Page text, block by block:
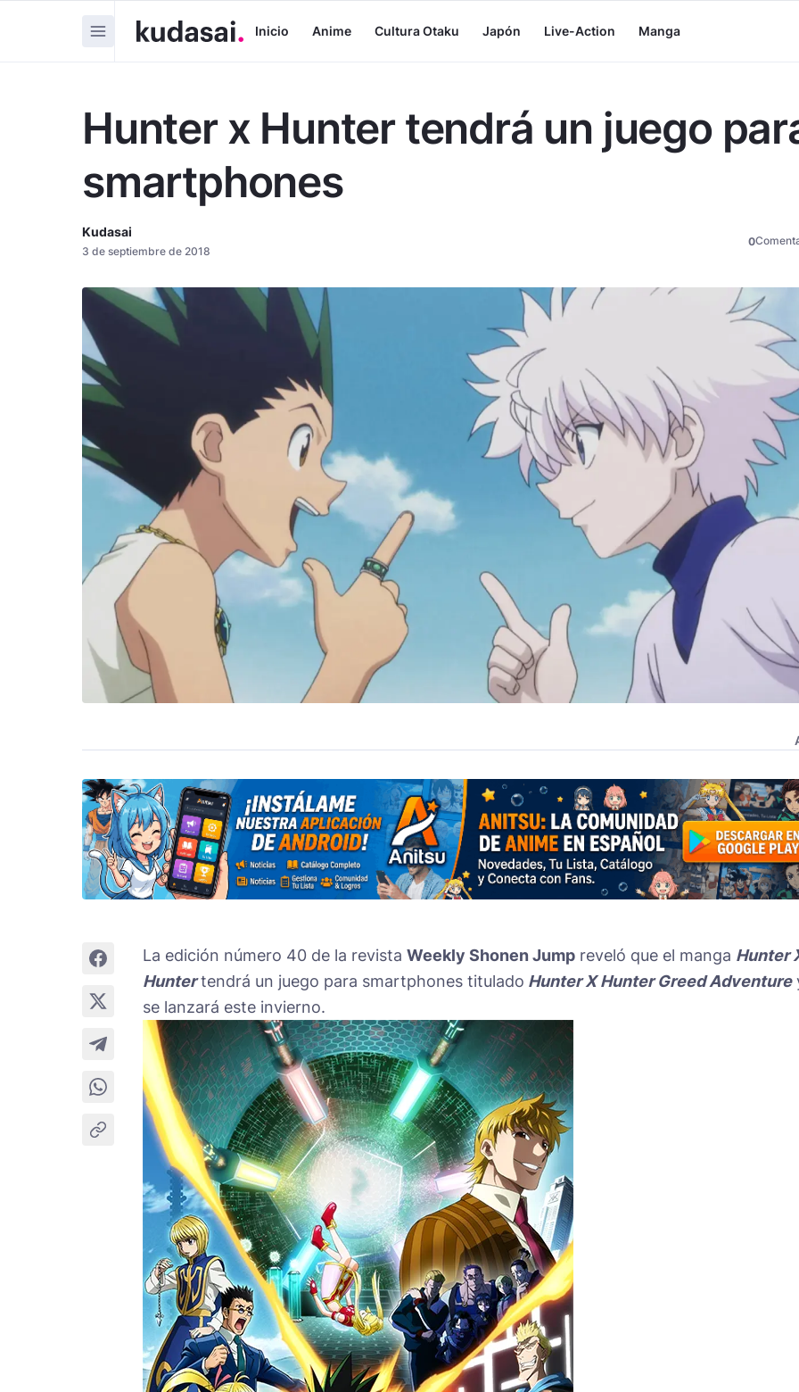
Inicio Anime Cultura Otaku Japón Live-Action Manga
Hunter x Hunter tendrá un juego
smartphones
Kudasai
3 de septiembre de 2018
0
La edición número 40 de la revista Weekly Shonen Jump reveló que el manga Hunter
Huntertendrá un juego para smartphones titulado Hunter X Hunter Greed Adventure
se lanzará este invierno.